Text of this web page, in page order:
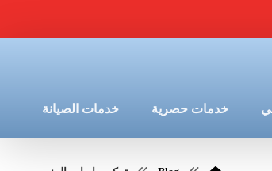
خدمات حصرية خدمات الصيانة